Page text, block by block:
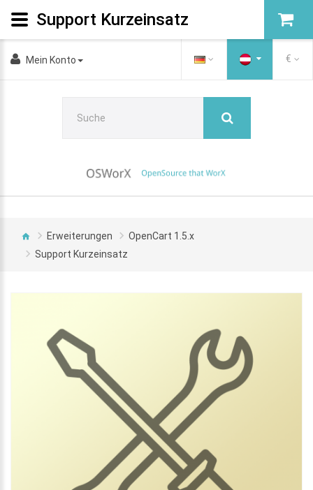
Mein Konto €
Erweiterungen
OpenCart 1.5.x
Support Kurzeinsatz
Support Kurzeinsatz